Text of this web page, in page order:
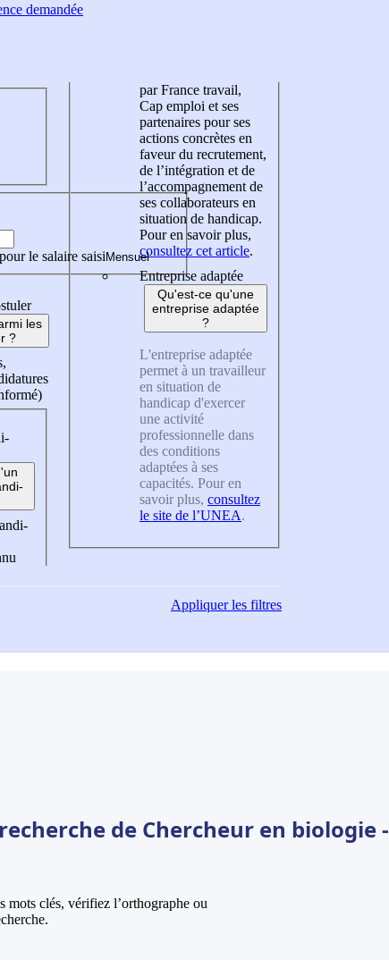
demandée
le salaire saisi
les
?
par France travail,
Cap emploi et ses
partenaires pour ses
actions concrètes en
faveur du recrutement,
de l’intégration et de
l’accompagnement de
ses collaborateurs en
situation de handicap.
Pour en savoir plus,
consultez cet article.
Entreprise adaptée
Qu'est-ce qu'une
entreprise adaptée
?
L'entreprise adaptée
permet à un travailleur
en situation de
handicap d'exercer
une activité
professionnelle dans
des conditions
adaptées à ses
capacités. Pour en
savoir plus, consultez
le site de l’UNEA.
Appliquerles filtres
de Chercheur en biologie -
mots clés, vérifiez l’orthographe ou